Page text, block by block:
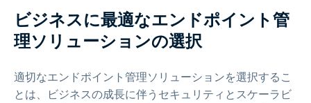
ビジネスに最適なエンドポイント管
理ソリューションの選択
適切なエンドポイント管理ソリューションを選択するこ
とは、ビジネスの成長に伴うセキュリティとスケーラビ